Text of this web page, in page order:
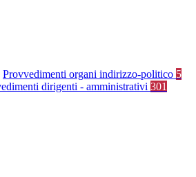
Provvedimenti organi indirizzo-politico 5
dirigenti - amministrativi 301